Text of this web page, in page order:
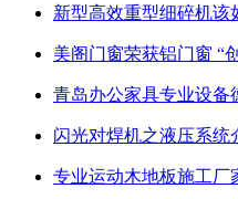
新型高效重型细碎机该
美阁门窗荣获铝门窗 “
青岛办公家具专业设备
闪光对焊机之液压系
专业运动木地板施工厂